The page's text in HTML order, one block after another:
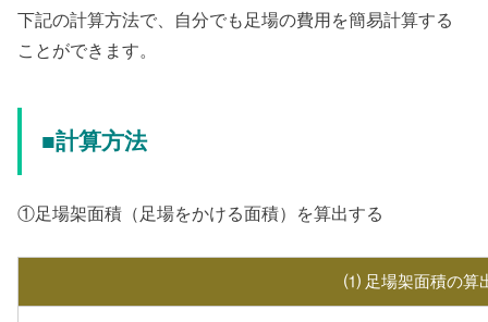
下記の計算方法で、自分でも足場の費用を簡易計算する
ことができます。
■計算方法
①足場架面積（足場をかける面積）を算出する
⑴ 足場架面積の算